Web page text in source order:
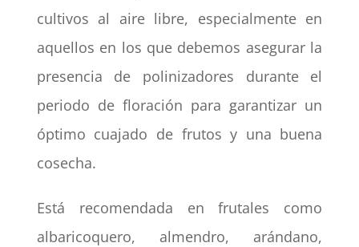
cultivos al aire libre, especialmente en
aquellos en los que debemos asegurar la
presencia de polinizadores durante el
periodo de floración para garantizar un
óptimo cuajado de frutos y una buena
cosecha.
Está recomendada en frutales como
albaricoquero, almendro, arándano,